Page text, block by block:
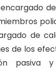
de
de los
pasiva